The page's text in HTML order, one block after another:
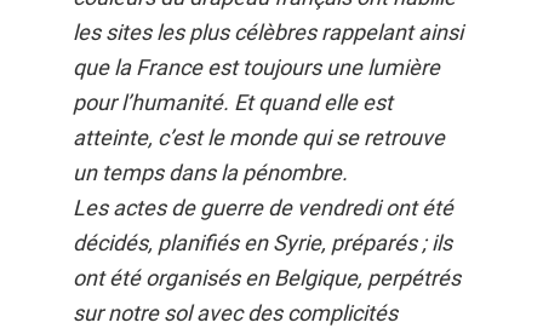
les sites les plus célèbres rappelant ainsi
que la France est toujours une lumière
pour l’humanité. Et quand elle est
atteinte, c’est le monde qui se retrouve
un temps dans la pénombre.
Les actes de guerre de vendredi ont été
décidés, planifiés en Syrie, préparés ; ils
ont été organisés en Belgique, perpétrés
sur notre sol avec des complicités